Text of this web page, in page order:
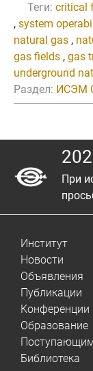
Теги: critical
, system
natural gas ,
gas fields , gas
underground
Раздел: ИСЭМ
При
Институт
Новости
Объявления
Публикации
Конференции
Образование
Библиотека